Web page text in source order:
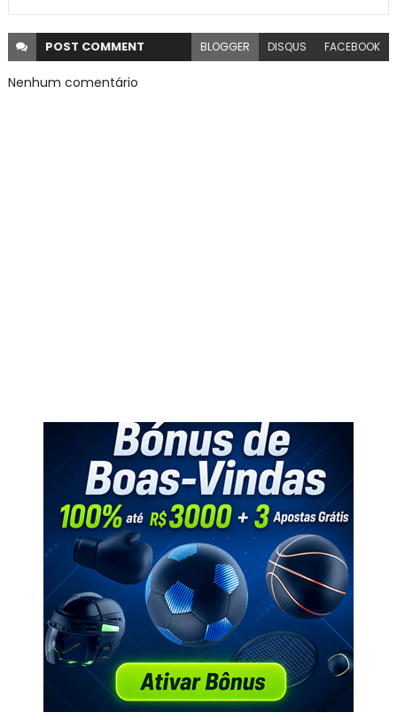
POST COMMENT BLOGGER DISQUS FACEBOOK
Nenhum comentário